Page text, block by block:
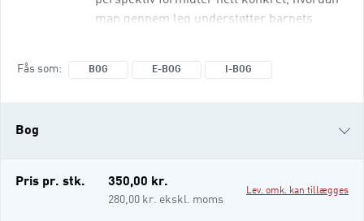
man gennem leg understøtter barnets
den nyeste
Fås som BOG E-BOG I-BOG
Bog
e-bog
Pris pr. stk. 350,00 kr.
280,00 kr. ekskl. moms
Lev. omk. kan tillægges